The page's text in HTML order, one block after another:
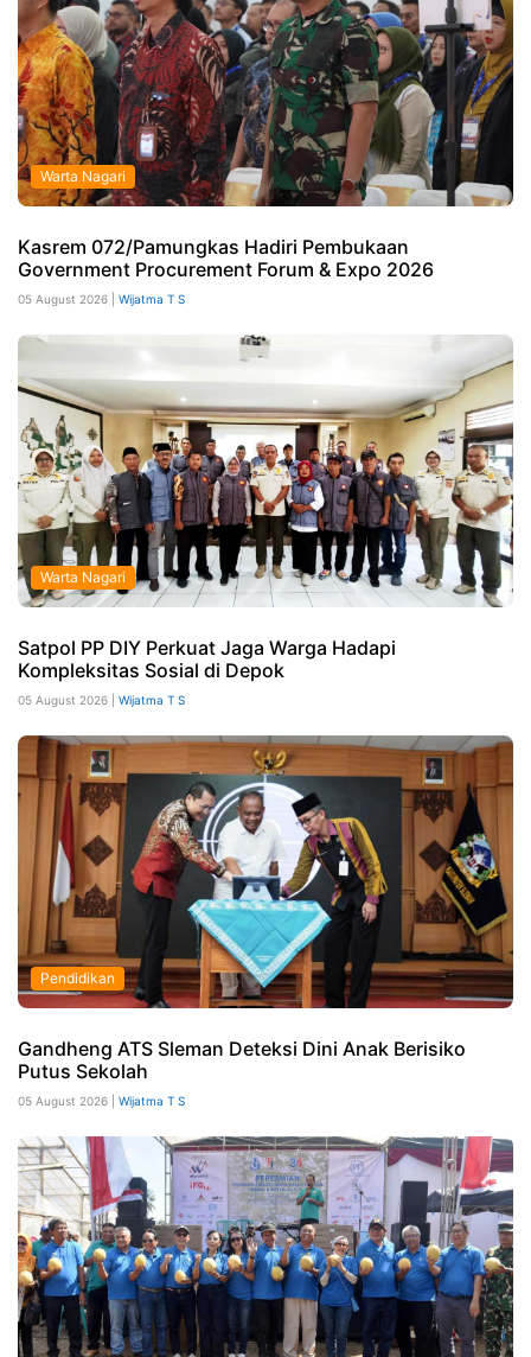
Warta Nagari
Kasrem 072/Pamungkas Hadiri Pembukaan
Government Procurement Forum & Expo 2026
05 August 2026 | Wijatma T S
Warta Nagari
Satpol PP DIY Perkuat Jaga Warga Hadapi
Kompleksitas Sosial di Depok
05 August 2026 | Wijatma T S
Pendidikan
Gandheng ATS Sleman Deteksi Dini Anak Berisiko
Putus Sekolah
05 August 2026 | Wijatma T S